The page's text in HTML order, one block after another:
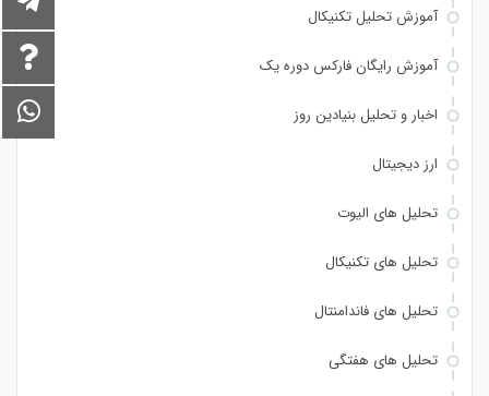
آموزش تحلیل تکنیکال
آموزش رایگان فارکس دوره یک
اخبار و تحلیل بنیادین روز
ارز دیجیتال
تحلیل های الیوت
تحلیل های تکنیکال
تحلیل های فاندامنتال
تحلیل های هفتگی